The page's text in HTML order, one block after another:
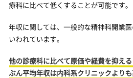
療科に比べて低くすることが可能です。
年収に関しては、一般的な精神科開業
いわれています。
他の診療科に比べて原価や経費を抑え
ぶん平均年収は内科系クリニックより